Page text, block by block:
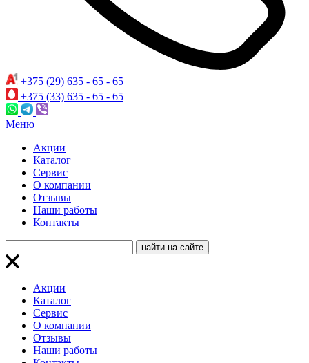
+375 (29) 635 - 65 - 65
+375 (33) 635 - 65 - 65
Меню
Акции
Каталог
Сервис
О компании
Отзывы
Наши работы
Контакты
Акции
Каталог
Сервис
О компании
Отзывы
Наши работы